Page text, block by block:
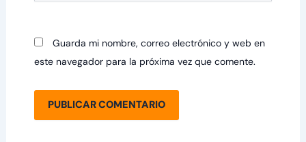
Guarda mi nombre, correo electrónico y web en
este navegador para la próxima vez que comente.